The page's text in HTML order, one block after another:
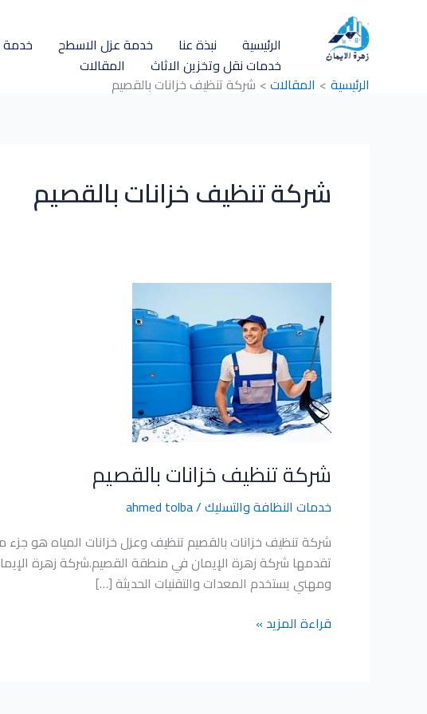
الرئيسية نبذة عنا خدمة عزل الاسطح خدمة
خدمات نقل وتخزين الاثاث
المقالات
الرئيسية
المقالات شركة تنظيف خزانات بالقصيم
شركة تنظيف خزانات بالقصيم
شركة تنظيف خزانات بالقصيم
خدمات النظافة والتسليك/
ahmed tolba
شركة تنظيف خزانات بالقصيم تنظيف وعزل خزانات المياه هو
تقدمها شركة زهرة الإيمان في منطقة القصيم.شركة زهرة
ومهني يستخدم المعدات والتقنيات الحديثة […]
تنظيف
خزانات
بالقصيم
قراءة المزيد »